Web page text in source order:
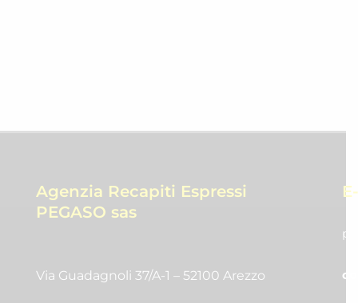
Agenzia Recapiti Espressi
PEGASO sas
Via Guadagnoli 37/A-1 – 52100 Arezzo